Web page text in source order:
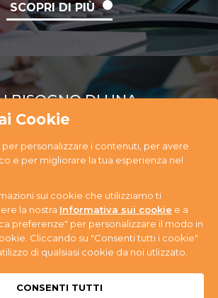
SCOPRI DI PIÙ
BISOGNO DI UNA
CONSULENZA
SCOPRI DI PIÙ
S.r.l. Via Antonini, 14 - 33074
(PN) - Tel. +39 0434 365059 - P.IVA
n. 01080580937
Privacy & Cookie
Cookie
personalizzare i contenuti, per avere
e per migliorare la tua esperienza nel
sui cookie che utilizziamo ti
la nostra Informativa sui cookie e a
preferenze" per personalizzare il modo in
Cliccando su "Consenti tutti i cookie"
di qualsiasi cookie da noi utlizzato.
CONSENTI TUTTI